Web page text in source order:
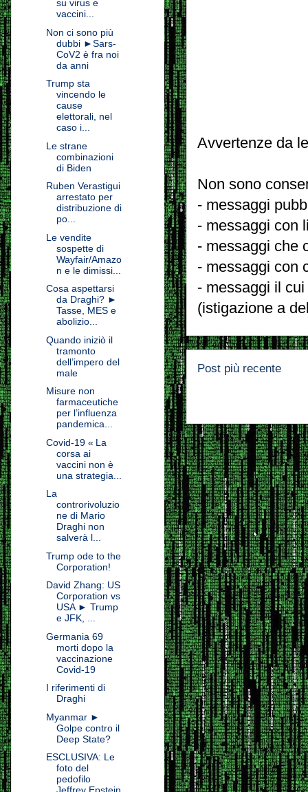
Avvertenze da
Non sono
- messaggi
- messaggi con
- messaggi che
- messaggi con
- messaggi il
(istigazione a
Post più recente
su virus e
vaccini...
Non ci sono più
dubbi ►Sars-
CoV2 è fra noi
da anni
Trump sta
vincendo le
cause
elettorali, nel
caso i...
Le strane
combinazioni
di Biden
Ruben Verastigui
arrestato per
distribuzione di
po...
Le vendite
sospette di
Wayfair/Amazo
n e le dimissi...
Cosa aspettarsi
da Draghi? ►
Tasse, MES e
abolizio...
Quando iniziò il
tramonto
dell’impero del
male
Misure non
farmaceutiche
per l’influenza
pandemica...
Covid-19 « La
corsa ai
vaccini non è
una strategia...
La
controrivoluzio
ne di Mario
Draghi non
salverà l...
Trump ode to the
Corporation!
David Zhang: US
Corporation vs
USA ► Trump
e JFK, ...
Germania 69
morti dopo la
vaccinazione
Covid-19
I riferimenti di
Draghi
Myanmar ►
Golpe contro il
Deep State?
ESCLUSIVA: Le
foto del
pedofilo